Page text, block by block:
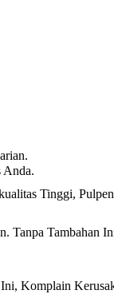
Anda.
Tinggi,
Tanpa Tambahan
Komplain